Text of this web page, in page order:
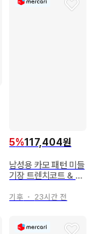
5%117,404원
남성용 카모 패턴 미들
기장 트렌치코트 & 카
기후 ・ 23시간 전